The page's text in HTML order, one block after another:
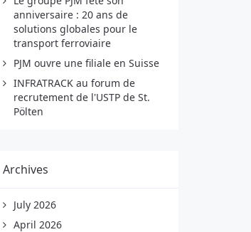
anniversaire : 20 ans de
solutions globales pour le
transport ferroviaire
PJM ouvre une filiale en Suisse
INFRATRACK au forum de
recrutement de l'USTP de St.
Pölten
Archives
July 2026
April 2026